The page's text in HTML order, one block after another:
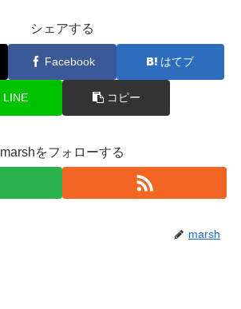
シェアする
Facebook はてブ
LINE コピー
marshをフォローする
marsh